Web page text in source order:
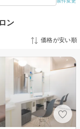
ン
価格が安い順